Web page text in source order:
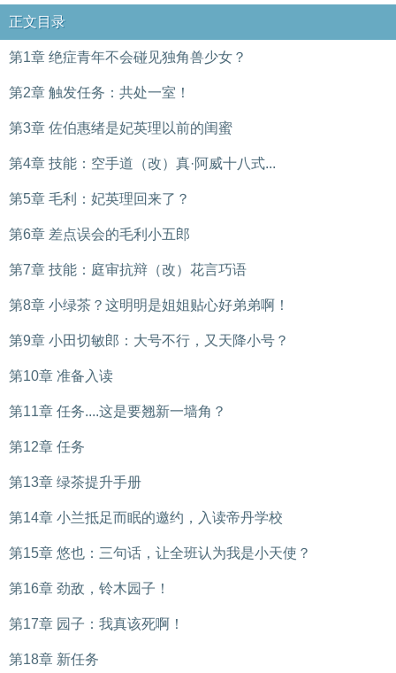
正文目录
第1章 绝症青年不会碰见独角兽少女？
第2章 触发任务：共处一室！
第3章 佐伯惠绪是妃英理以前的闺蜜
第4章 技能：空手道（改）真·阿威十八式...
第5章 毛利：妃英理回来了？
第6章 差点误会的毛利小五郎
第7章 技能：庭审抗辩（改）花言巧语
第8章 小绿茶？这明明是姐姐贴心好弟弟啊！
第9章 小田切敏郎：大号不行，又天降小号？
第10章 准备入读
第11章 任务....这是要翘新一墙角？
第12章 任务
第13章 绿茶提升手册
第14章 小兰抵足而眠的邀约，入读帝丹学校
第15章 悠也：三句话，让全班认为我是小天使？
第16章 劲敌，铃木园子！
第17章 园子：我真该死啊！
第18章 新任务